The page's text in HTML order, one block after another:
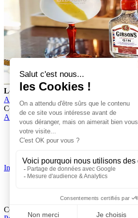
Le Gin tonic Voir la recette
Accueil
Gamme Mixologie
Gin Gibson’s
Comptoir des Flasks
Accès rapide
Gamme
Cocktails
Informations
Ce site est protégé par le reCAPTCHA